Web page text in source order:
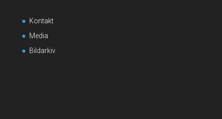
Kontakt
Media
Bildarkiv